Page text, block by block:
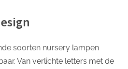
soorten nursery lampen
Van verlichte letters met de